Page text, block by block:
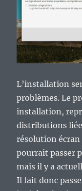
L’installation
problèmes. Le
installation,
distributions
résolution
pourrait passer
mais il y a
Il fait donc